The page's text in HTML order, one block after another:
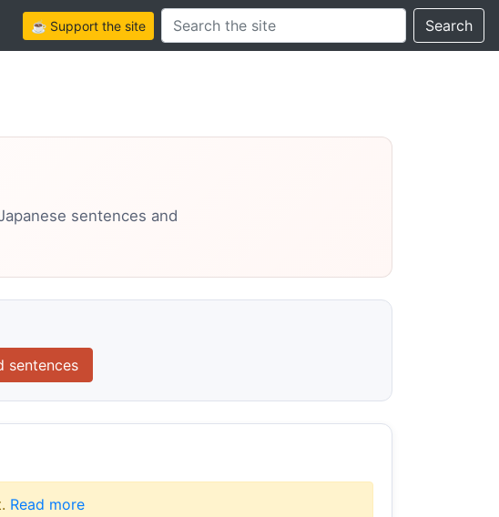
☕ Support the siteSearch this site Search
sentences and
sentences
Read more